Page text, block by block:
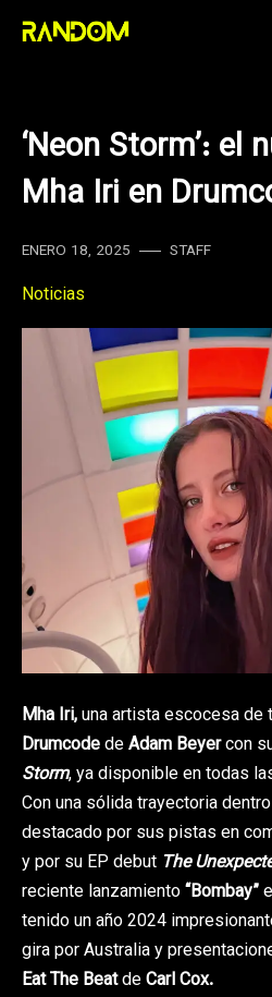
Skip
‘Neon Storm’: el
Mha Iri en
ENERO 18, 2025 STAFF
Noticias
Mha Iri,una artista escocesa
DrumcodedeAdam Beyercon
Storm, ya disponible en todas
Con una sólida trayectoria
destacado por sus pistas en
y por su EP debut The
reciente lanzamiento“Bombay”
tenido un año 2024
gira por Australia y
Eat The BeatdeCarl Cox.